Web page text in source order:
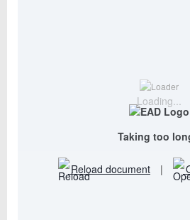
Loading...
Taking too
Reload document |